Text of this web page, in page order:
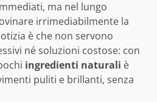
ma nel lungo
irrimediabilmente la
è che non servono
né soluzioni costose: con
ingredienti naturali è
puliti e brillanti, senza